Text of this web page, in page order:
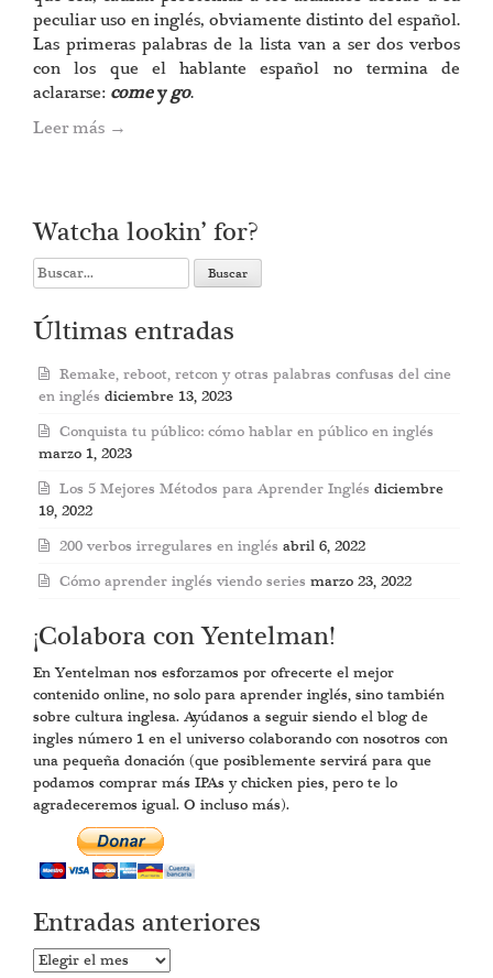
peculiar uso en inglés, obviamente distinto del español.
Las primeras palabras de la lista van a ser dos verbos
con los que el hablante español no termina de
aclararse: comeygo.
Leer más →
Watcha lookin’ for?
Search
for:
Últimas entradas
Remake, reboot, retcon y otras palabras confusas del cine
en inglés diciembre 13, 2023
Conquista tu público: cómo hablar en público en inglés
marzo 1, 2023
Los 5 Mejores Métodos para Aprender Inglés diciembre
19, 2022
200 verbos irregulares en inglés abril 6, 2022
Cómo aprender inglés viendo series marzo 23, 2022
¡Colabora con Yentelman!
En Yentelman nos esforzamos por ofrecerte el mejor
contenido online, no solo para aprender inglés, sino también
sobre cultura inglesa. Ayúdanos a seguir siendo el blog de
ingles número 1 en el universo colaborando con nosotros con
una pequeña donación (que posiblemente servirá para que
podamos comprar más IPAs y chicken pies, pero te lo
agradeceremos igual. O incluso más).
Entradas anteriores
Entradas